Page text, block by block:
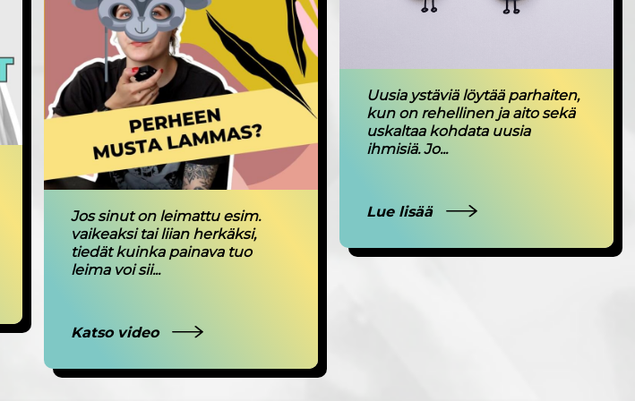
Jos sinut on leimattu esim.
vaikeaksi tai liian herkäksi,
tiedät kuinka painava tuo
leima voi sii...
Katso video
Uusia ystäviä löytää parhaiten,
kun on rehellinen ja aito sekä
uskaltaa kohdata uusia
ihmisiä. Jo...
Lue lisää